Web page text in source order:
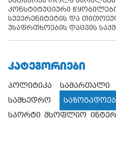
კონსტიტუციური
სუვერენიტეტის და
უსაფრთხოების დაცვის
ᲙᲐᲢᲔᲒᲝᲠᲘᲔᲑᲘ
პოლიტიკა სამართალი
სამხედრო
სპორტი მსოფლიო